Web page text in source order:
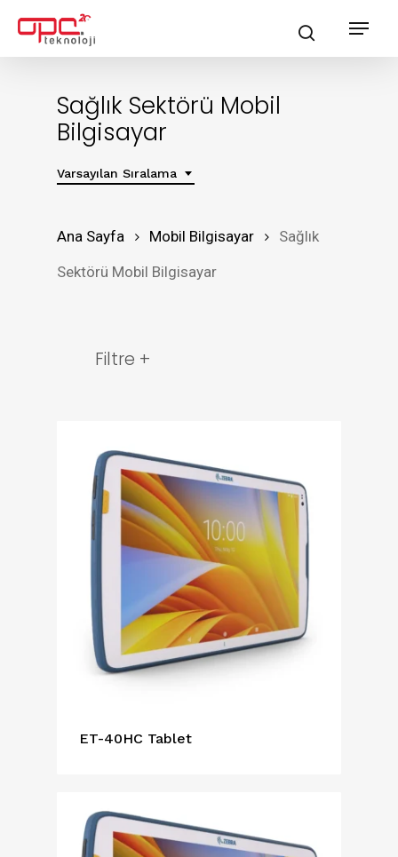
searchMenu
Sağlık Sektörü Mobil
Bilgisayar
Varsayılan Sıralama
Ana Sayfa Mobil Bilgisayar
Sağlık
Sektörü Mobil Bilgisayar
Filtre +
Sağlık Sektörü Mobil
Bilgisayar (6)
Marka
Zebra (6)
Kağıt Boyutu
Zebra (6)
Çıktı
Zebra (6)
Uygulamalar
Zebra (6)
FILTRELE
ET-40HC Tablet